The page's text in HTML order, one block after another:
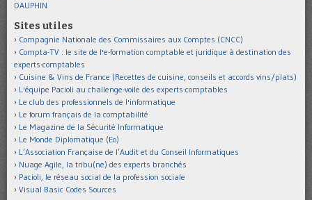
DAUPHIN
Sites utiles
Compagnie Nationale des Commissaires aux Comptes (CNCC)
Compta-TV : le site de l'e-formation comptable et juridique à destination des
experts-comptables
Cuisine & Vins de France (Recettes de cuisine, conseils et accords vins/plats)
L'équipe Pacioli au challenge-voile des experts-comptables
Le club des professionnels de l'informatique
Le forum français de la comptabilité
Le Magazine de la Sécurité Informatique
Le Monde Diplomatique (Eo)
L’Association Française de l’Audit et du Conseil Informatiques
Nuage Agile, la tribu(ne) des experts branchés
Pacioli, le réseau social de la profession sociale
Visual Basic Codes Sources